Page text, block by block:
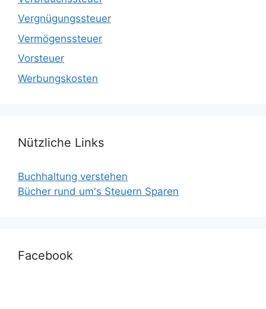
Vergnügungssteuer
Vermögenssteuer
Vorsteuer
Werbungskosten
Nützliche Links
Buchhaltung verstehen
Bücher rund um's Steuern Sparen
Facebook